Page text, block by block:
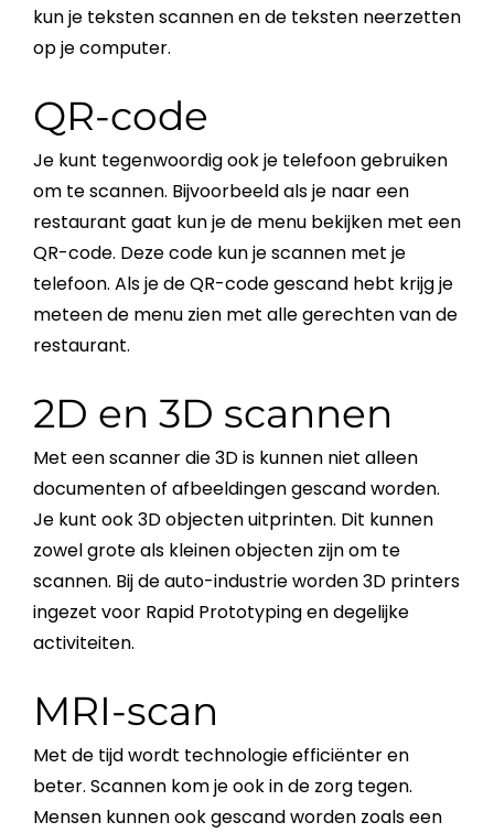
kun je teksten scannen en de teksten neerzetten
op je computer.
QR-code
Je kunt tegenwoordig ook je telefoon gebruiken
om te scannen. Bijvoorbeeld als je naar een
restaurant gaat kun je de menu bekijken met een
QR-code. Deze code kun je scannen met je
telefoon. Als je deQR-codegescand hebt krijg je
meteen de menu zien met alle gerechten van de
restaurant.
2D en 3D scannen
Met een scanner die 3D is kunnen niet alleen
documenten of afbeeldingen gescand worden.
Je kunt ook 3D objecten uitprinten. Dit kunnen
zowel grote als kleinen objecten zijn om te
scannen. Bij de auto-industrie worden 3D printers
ingezet voor Rapid Prototyping en degelijke
activiteiten.
MRI-scan
Met de tijd wordt technologie efficiënter en
beter. Scannen kom je ook in de zorg tegen.
Mensen kunnen ook gescand worden zoals een